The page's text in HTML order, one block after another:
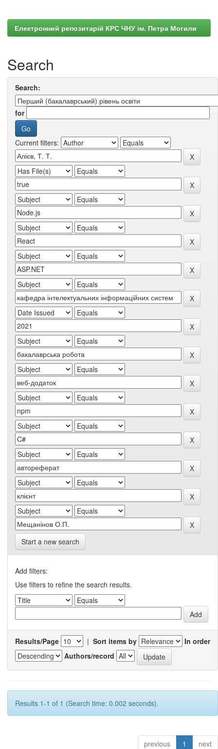
Електронний репозитарій КРС ЧНУ ім. Петра Могили
Search
Search:
for
Current filters:
Start a new search
Add filters:
Use filters to refine the search results.
Results/Page | Sort items by
In order
Authors/record
Results 1-1 of 1 (Search time: 0.002 seconds).
previous 1 next